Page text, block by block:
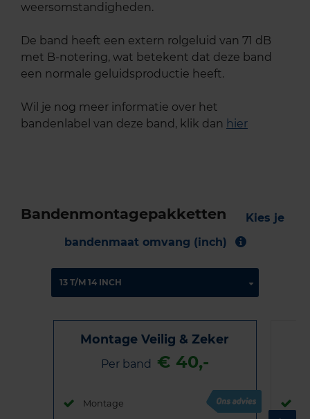
weersomstandigheden.
De band heeft een extern rolgeluid van 71 dB
met B-notering, wat betekent dat deze band
een normale geluidsproductie heeft.
Wil je nog meer informatie over het
bandenlabel van deze band, klik dan hier
Bandenmontagepakketten
Kies je
bandenmaat omvang (inch)
Montage Veilig & Zeker
Per band € 40,-
Montage